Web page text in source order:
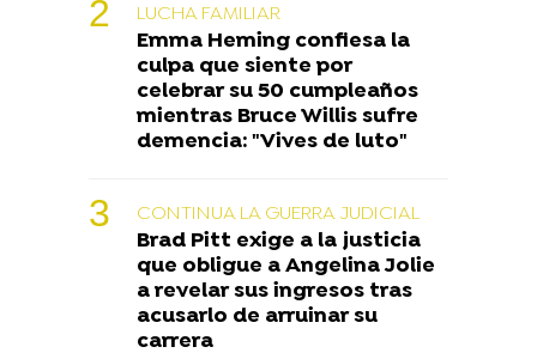
LUCHA FAMILIAR
Emma Heming confiesa la
culpa que siente por
celebrar su 50 cumpleaños
mientras Bruce Willis sufre
demencia: "Vives de luto"
CONTINUA LA GUERRA JUDICIAL
Brad Pitt exige a la justicia
que obligue a Angelina Jolie
a revelar sus ingresos tras
acusarlo de arruinar su
carrera